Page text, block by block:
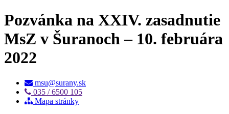
Pozvánka na XXIV. zasadnutie
MsZ v Šuranoch – 10. februára
2022
msu@surany.sk
035 / 6500 105
Mapa stránky